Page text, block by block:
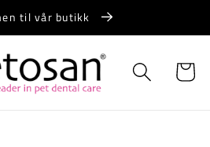
til vår butikk